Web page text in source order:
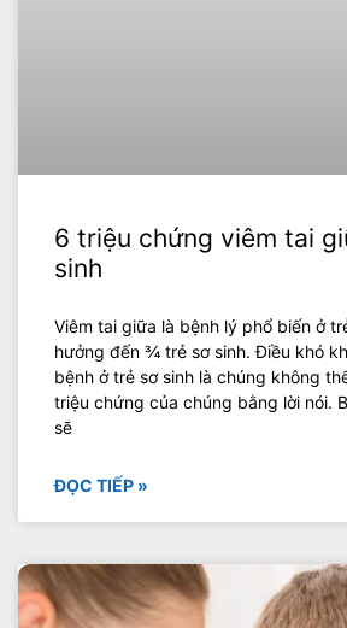
6 triệu chứng viêm tai
sinh
Viêm tai giữa là bệnh lý phổ biến ở
hưởng đến ¾ trẻ sơ sinh. Điều khó
bệnh ở trẻ sơ sinh là chúng không
triệu chứng của chúng bằng lời nói.
sẽ
ĐỌC TIẾP »